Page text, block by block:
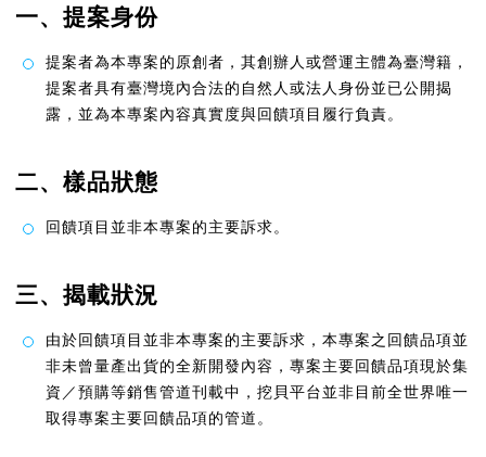
一、提案身份
提案者為本專案的原創者，其創辦人或營運主體為臺灣籍，
提案者具有臺灣境內合法的自然人或法人身份並已公開揭
露，並為本專案內容真實度與回饋項目履行負責。
二、樣品狀態
回饋項目並非本專案的主要訴求。
三、揭載狀況
由於回饋項目並非本專案的主要訴求，本專案之回饋品項並
非未曾量產出貨的全新開發內容，專案主要回饋品項現於集
資／預購等銷售管道刊載中，挖貝平台並非目前全世界唯一
取得專案主要回饋品項的管道。